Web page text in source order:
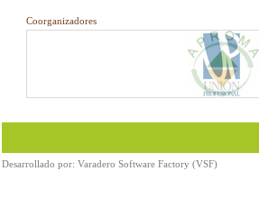
Coorganizadores
Desarrollado por: Varadero Software Factory (VSF)